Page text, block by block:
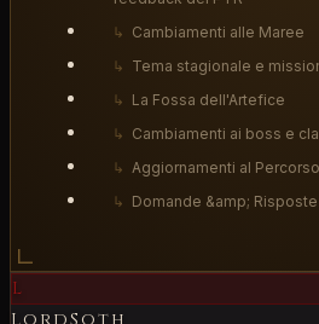
↳ Cambiamenti alle Maree
↳ Tema stagionale e
↳ La Fossa dell'Artefice
↳ Cambiamenti ai boss e
↳ Aggiornamenti al
↳ Domande &amp; Risposte
L